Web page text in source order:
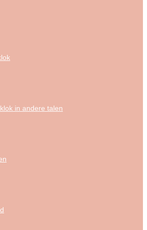
in andere talen